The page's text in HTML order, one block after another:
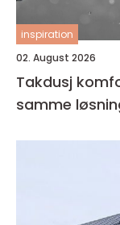
inspiration
02. August 2026
Takdusj komfort, design og funksjon i
samme